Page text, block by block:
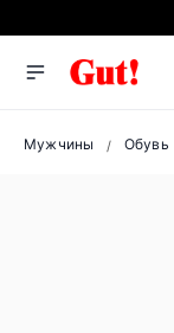
Мужчины Обувь